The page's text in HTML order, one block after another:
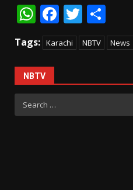
WhatsApp
Facebook
Twitter
Tags: Karachi NBTV News
NBTV
Search
for: